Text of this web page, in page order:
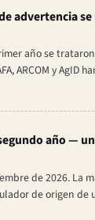
advertencia
año se
ARCOM y AgID
año —
de 2026. La
de origen